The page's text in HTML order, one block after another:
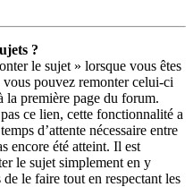
?
le sujet » lorsque vous êtes
pouvez remonter celui-ci
la première page du forum.
ce lien, cette fonctionnalité a
d’attente nécessaire entre
encore été atteint. Il est
le sujet simplement en y
le faire tout en respectant les